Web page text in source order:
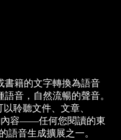
書籍的文字轉換為語音
語音，自然流暢的聲音。
聆聽文件、文章、
內容——任何您閱讀的東
語音生成擴展之一。